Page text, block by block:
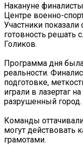
Накануне
Центре военно-
Участники показали
готовность решать
Голиков.
Программа дня
реальности.
подготовке,
играли в лазертаг
разрушенный город.
Команды
могут действовать
грамотами.